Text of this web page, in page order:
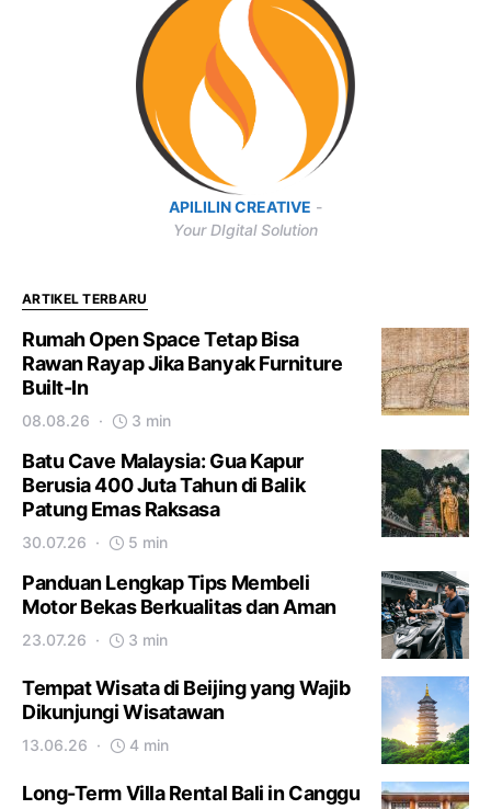
APILILIN CREATIVE -
Your DIgital Solution
ARTIKEL TERBARU
Rumah Open Space Tetap Bisa
Rawan Rayap Jika Banyak Furniture
Built-In
08.08.26 3 min
Batu Cave Malaysia: Gua Kapur
Berusia 400 Juta Tahun di Balik
Patung Emas Raksasa
30.07.26 5 min
Panduan Lengkap Tips Membeli
Motor Bekas Berkualitas dan Aman
23.07.26 3 min
Tempat Wisata di Beijing yang Wajib
Dikunjungi Wisatawan
13.06.26 4 min
Long-Term Villa Rental Bali in Canggu